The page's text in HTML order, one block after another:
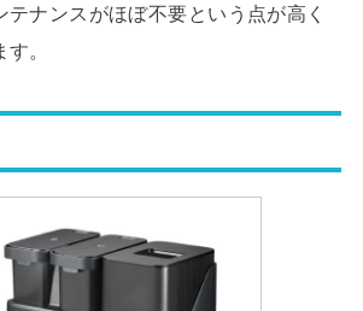
テナンスがほぼ不要という点が高く
。